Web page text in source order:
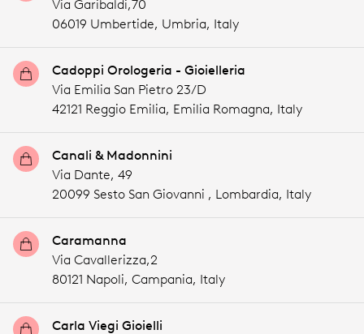
Via Garibaldi,70
06019 Umbertide, Umbria, Italy
Cadoppi Orologeria - Gioielleria
Via Emilia San Pietro 23/D
42121 Reggio Emilia, Emilia Romagna, Italy
Canali & Madonnini
Via Dante, 49
20099 Sesto San Giovanni , Lombardia, Italy
Caramanna
Via Cavallerizza,2
80121 Napoli, Campania, Italy
Carla Viegi Gioielli